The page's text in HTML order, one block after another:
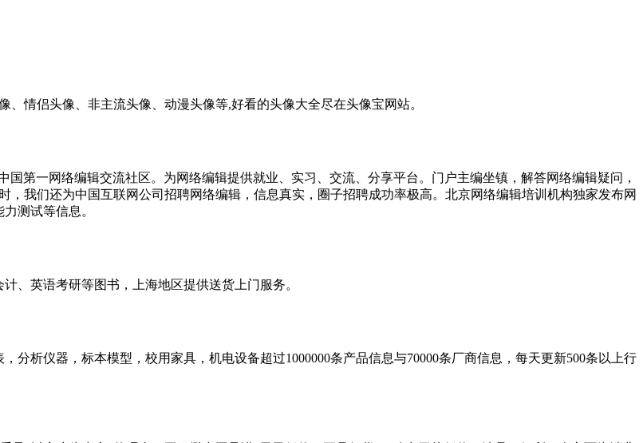
情侣头像、非主流头像、动漫头像等,好看的头像大全尽在头像宝网站。
国第一网络编辑交流社区。为网络编辑提供就业、实习、交流、分享平台。门户主编坐镇，解答网络编辑疑问，
，我们还为中国互联网公司招聘网络编辑，信息真实，圈子招聘成功率极高。北京网络编辑培训机构独家发布网
测试等信息。
、英语考研等图书，上海地区提供送货上门服务。
分析仪器，标本模型，校用家具，机电设备超过1000000条产品信息与70000条厂商信息，每天更新500条以上行